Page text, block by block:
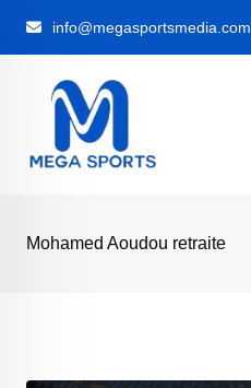
info@megasportsmedia.com
Mohamed Aoudou retraite